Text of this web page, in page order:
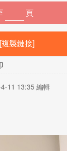
頁
[複製鏈接]
11 13:35 編輯